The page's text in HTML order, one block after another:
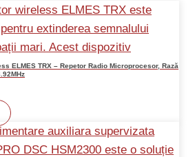
ELMES TRX – Repetor Radio Microprocesor, Rază